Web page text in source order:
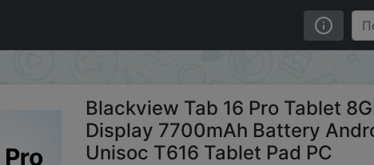
11'' FHD+ Display 7700mAh Battery Android 14
Blackview Tab 16 Pro Tablet
Display 7700mAh Battery
Unisoc T616 Tablet Pad PC